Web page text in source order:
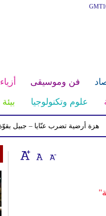
فن وموسيقى أزياء
علوم وتكنولوجيا بيئة
تضرب عنّايا – جبيل بقوّة 2.8 درجات على مقياس ريختر